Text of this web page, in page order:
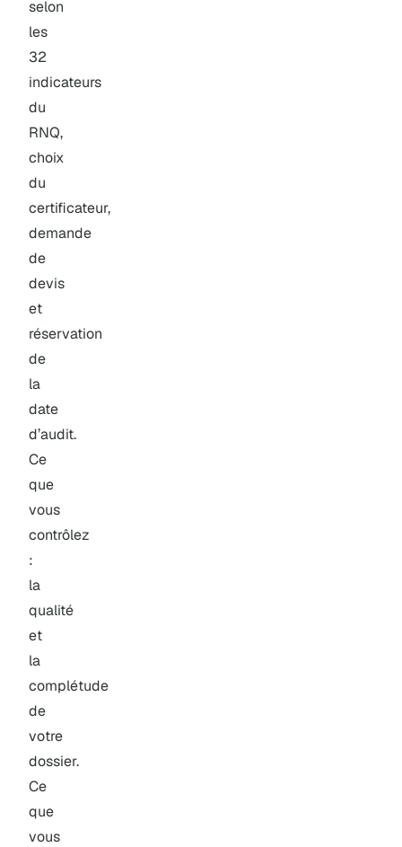
selon
les
32
indicateurs
du
RNQ,
choix
du
certificateur,
demande
de
devis
et
réservation
de
la
date
d’audit.
Ce
que
vous
contrôlez
:
la
qualité
et
la
complétude
de
votre
dossier.
Ce
que
vous